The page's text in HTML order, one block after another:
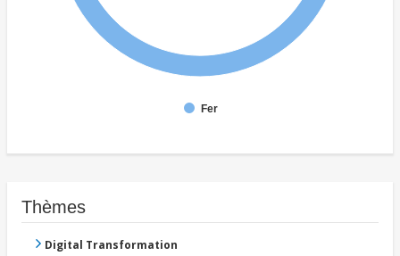
Fer
Thèmes
Digital Transformation